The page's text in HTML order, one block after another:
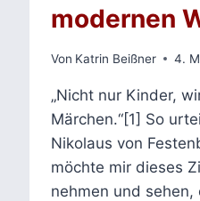
modernen
Von Katrin Beißner 4.
„Nicht nur Kinder,
Märchen.“[1] So
Nikolaus von
möchte mir dieses
nehmen und